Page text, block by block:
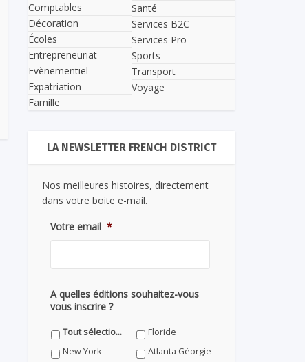
Comptables
Décoration
Écoles
Entrepreneuriat
Evènementiel
Expatriation
Famille
Santé
Services B2C
Services Pro
Sports
Transport
Voyage
LA NEWSLETTER FRENCH DISTRICT
Nos meilleures histoires, directement
dans votre boite e-mail.
Votre email *
A quelles éditions souhaitez-vous
vous inscrire ?
Tout sélectionner
Floride
New York
Atlanta Géorgie